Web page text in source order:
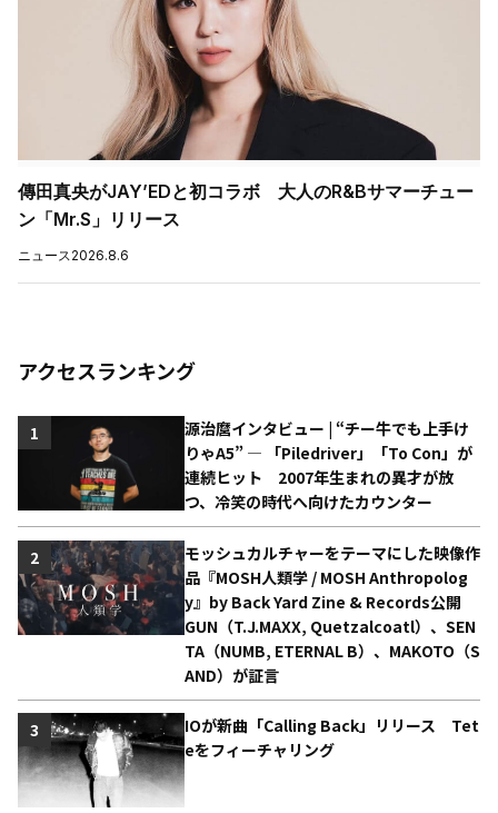
傳田真央がJAY’EDと初コラボ 大人のR&Bサマーチュー
ン「Mr.S」リリース
ニュース2026.8.6
アクセスランキング
源治麿インタビュー | “チー牛でも上手け
りゃA5” ― 「Piledriver」「To Con」が
連続ヒット 2007年生まれの異才が放
つ、冷笑の時代へ向けたカウンター
1
モッシュカルチャーをテーマにした映像作
品『MOSH人類学 / MOSH Anthropolog
y』by Back Yard Zine & Records公開
GUN（T.J.MAXX, Quetzalcoatl）、SEN
TA（NUMB, ETERNAL B）、MAKOTO（S
AND）が証言
2
IOが新曲「Calling Back」リリース Tet
eをフィーチャリング
3